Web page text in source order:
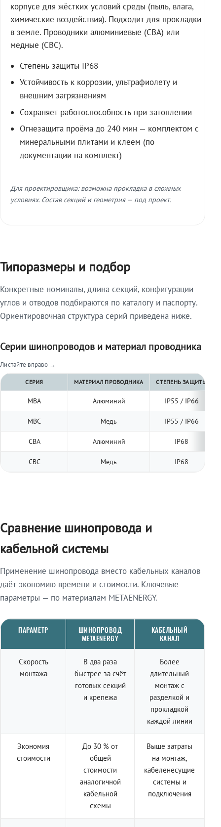
корпусе для жёстких условий среды (пыль, влага,
химические воздействия). Подходит для прокладки
в земле. Проводники алюминиевые (СВА) или
медные (СВС).
Степень защиты IP68
Устойчивость к коррозии, ультрафиолету и
внешним загрязнениям
Сохраняет работоспособность при затоплении
Огнезащита проёма до 240 мин — комплектом с
минеральными плитами и клеем (по
документации на комплект)
Для проектировщика: возможна прокладка в сложных
условиях. Состав секций и геометрия — под проект.
Типоразмеры и подбор
Конкретные номиналы, длина секций, конфигурации
углов и отводов подбираются по каталогу и паспорту.
Ориентировочная структура серий приведена ниже.
Серии шинопроводов и материал проводника
Листайте вправо →
СЕРИЯ МАТЕРИАЛ ПРОВОДНИКА СТЕПЕНЬ ЗАЩИТЫ
МВА Алюминий IP55 / IP66
МВС Медь IP55 / IP66
СВА Алюминий IP68
СВС Медь IP68
Сравнение шинопровода и
кабельной системы
Применение шинопровода вместо кабельных каналов
даёт экономию времени и стоимости. Ключевые
параметры — по материалам METAENERGY.
ПАРАМЕТР
ШИНОПРОВОД
METAENERGY
КАБЕЛЬНЫЙ
КАНАЛ
Скорость
монтажа
В два раза
быстрее за счёт
готовых секций
и крепежа
Более
длительный
монтаж с
разделкой и
прокладкой
каждой линии
Экономия
стоимости
До 30 % от
общей
стоимости
аналогичной
кабельной
схемы
Выше затраты
на монтаж,
кабеленесущие
системы и
подключения